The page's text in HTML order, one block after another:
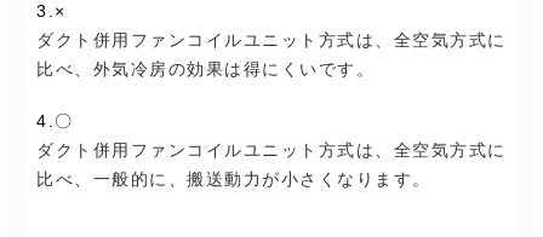
3.×
ダクト併用ファンコイルユニット方式は、全空気方式に
比べ、外気冷房の効果は得にくいです。
4.〇
ダクト併用ファンコイルユニット方式は、全空気方式に
比べ、一般的に、搬送動力が小さくなります。